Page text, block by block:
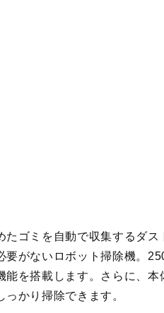
たゴミを自動で収集するダ
要がないロボット掃除機。
能を搭載します。さらに、
っかり掃除できます。